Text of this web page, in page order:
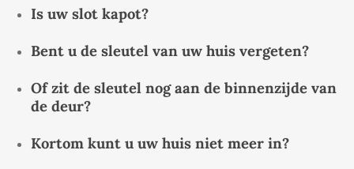
Is uw slot kapot?
Bent u de sleutel van uw huis vergeten?
Of zit de sleutel nog aan de binnenzijde van
de deur?
Kortom kunt u uw huis niet meer in?